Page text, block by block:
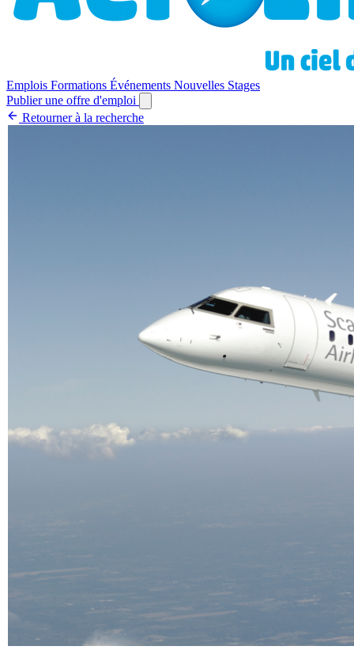
Emplois Formations Événements Nouvelles Stages
Publier une offre d'emploi
Retourner à la recherche